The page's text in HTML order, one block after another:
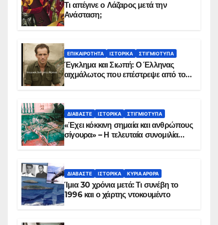
Τι απέγινε ο Λάζαρος μετά την
Ανάσταση;
ΕΠΙΚΑΙΡΌΤΗΤΑ ΙΣΤΟΡΙΚΆ ΣΤΙΓΜΙΌΤΥΠΑ
Έγκλημα και Σιωπή: Ο Έλληνας
αιχμάλωτος που επέστρεψε από το
ΔΙΑΒΆΣΤΕ ΙΣΤΟΡΙΚΆ ΣΤΙΓΜΙΌΤΥΠΑ
«Έχει κόκκινη σημαία και ανθρώπους
σίγουρα» – Η τελευταία συνομιλία
ΔΙΑΒΆΣΤΕ ΙΣΤΟΡΙΚΆ ΚΥΡΙΑ ΑΡΘΡΑ
Ίμια 30 χρόνια μετά: Τι συνέβη το
1996 και ο χάρτης ντοκουμέντο